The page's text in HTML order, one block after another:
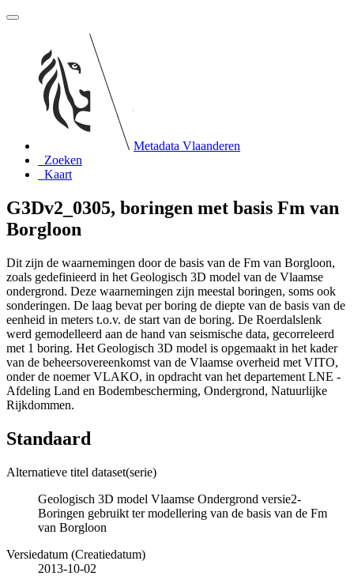
Metadata Vlaanderen
Zoeken
Kaart
G3Dv2_0305, boringen met basis Fm van
Borgloon
Dit zijn de waarnemingen door de basis van de Fm van Borgloon,
zoals gedefinieerd in het Geologisch 3D model van de Vlaamse
ondergrond. Deze waarnemingen zijn meestal boringen, soms ook
sonderingen. De laag bevat per boring de diepte van de basis van de
eenheid in meters t.o.v. de start van de boring. De Roerdalslenk
werd gemodelleerd aan de hand van seismische data, gecorreleerd
met 1 boring. Het Geologisch 3D model is opgemaakt in het kader
van de beheersovereenkomst van de Vlaamse overheid met VITO,
onder de noemer VLAKO, in opdracht van het departement LNE -
Afdeling Land en Bodembescherming, Ondergrond, Natuurlijke
Rijkdommen.
Standaard
Alternatieve titel dataset(serie)
Geologisch 3D model Vlaamse Ondergrond versie2-
Boringen gebruikt ter modellering van de basis van de Fm
van Borgloon
Versiedatum (Creatiedatum)
2013-10-02